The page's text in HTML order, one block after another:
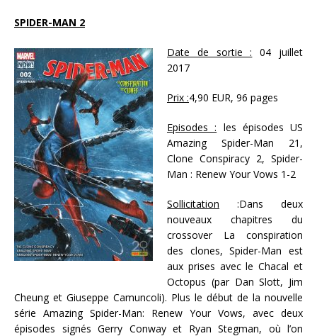
SPIDER-MAN 2
Date de sortie : 04 juillet
2017
Prix :4,90 EUR, 96 pages
Episodes : les épisodes US
Amazing Spider-Man 21,
Clone Conspiracy 2, Spider-
Man : Renew Your Vows 1-2
Sollicitation :Dans deux
nouveaux chapitres du
crossover La conspiration
des clones, Spider-Man est
aux prises avec le Chacal et
Octopus (par Dan Slott, Jim
Cheung et Giuseppe Camuncoli). Plus le début de la nouvelle
série Amazing Spider-Man: Renew Your Vows, avec deux
épisodes signés Gerry Conway et Ryan Stegman, où l’on